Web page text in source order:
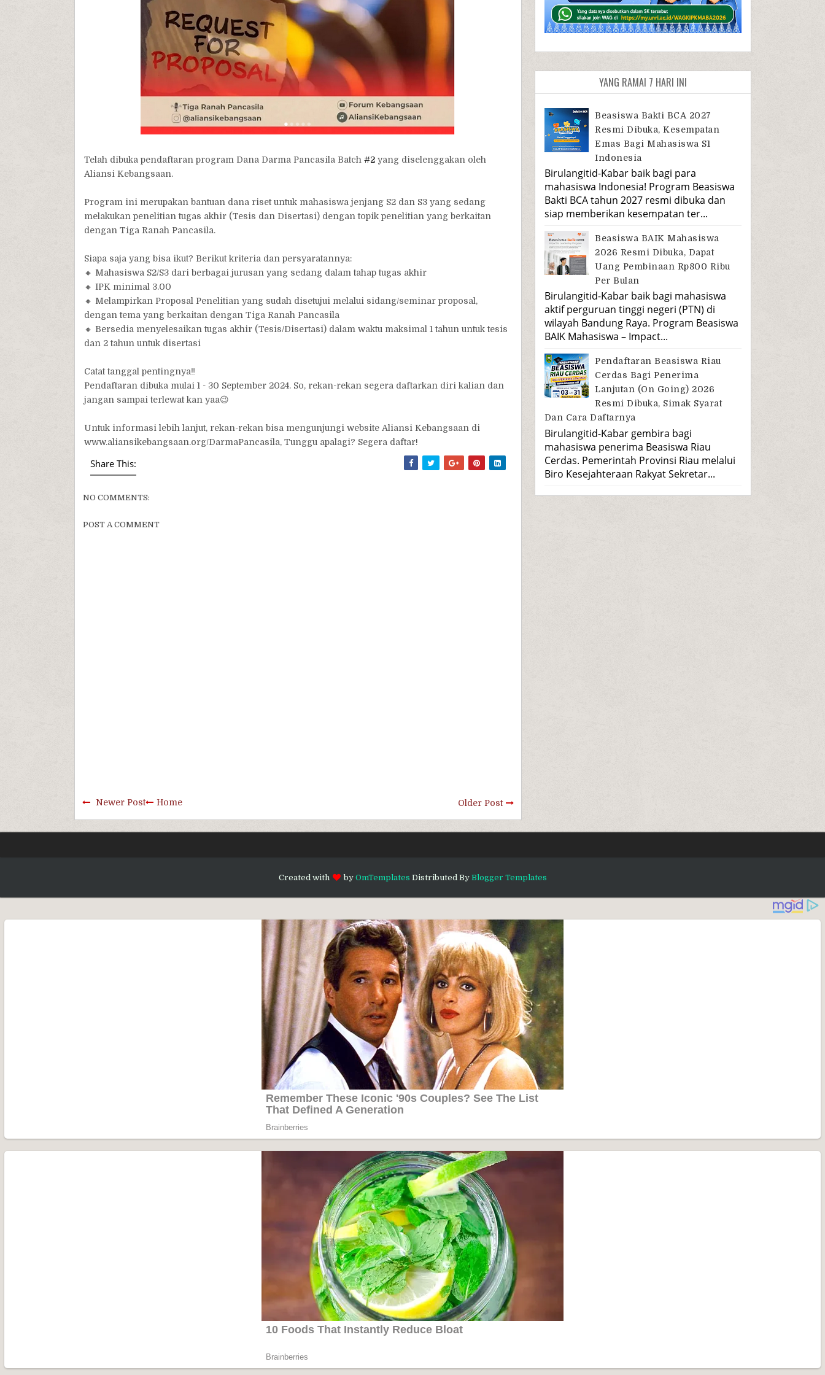
Telah dibuka pendaftaran program Dana Darma Pancasila Batch #2yang diselenggakan oleh
Aliansi Kebangsaan.
Program ini merupakan bantuan dana riset untuk mahasiswa jenjang S2 dan S3 yang sedang
melakukan penelitian tugas akhir (Tesis dan Disertasi) dengan topik penelitian yang berkaitan
dengan Tiga Ranah Pancasila.
Siapa saja yang bisa ikut? Berikut kriteria dan persyaratannya:
🔸 Mahasiswa S2/S3 dari berbagai jurusan yang sedang dalam tahap tugas akhir
🔸 IPK minimal 3.00
🔸 Melampirkan Proposal Penelitian yang sudah disetujui melalui sidang/seminar proposal,
dengan tema yang berkaitan dengan Tiga Ranah Pancasila
🔸 Bersedia menyelesaikan tugas akhir (Tesis/Disertasi) dalam waktu maksimal 1 tahun untuk tesis
dan 2 tahun untuk disertasi
Catat tanggal pentingnya‼️
Pendaftaran dibuka mulai 1 - 30 September 2024. So, rekan-rekan segera daftarkan diri kalian dan
jangan sampai terlewat kan yaa😉
Untuk informasi lebih lanjut, rekan-rekan bisa mengunjungi website Aliansi Kebangsaan di
www.aliansikebangsaan.org/DarmaPancasila, Tunggu apalagi? Segera daftar!
Share This:
NO COMMENTS:
POST A COMMENT
Newer Post Older Post
Home
YANG RAMAI 7 HARI INI
Beasiswa Bakti BCA 2027
Resmi Dibuka, Kesempatan
Emas Bagi Mahasiswa S1
Indonesia
Birulangitid-Kabar baik bagi para
mahasiswa Indonesia! Program Beasiswa
Bakti BCA tahun 2027 resmi dibuka dan
siap memberikan kesempatan ter...
Beasiswa BAIK Mahasiswa
2026 Resmi Dibuka, Dapat
Uang Pembinaan Rp800 Ribu
Per Bulan
Birulangitid-Kabar baik bagi mahasiswa
aktif perguruan tinggi negeri (PTN) di
wilayah Bandung Raya. Program Beasiswa
BAIK Mahasiswa – Impact...
Pendaftaran Beasiswa Riau
Cerdas Bagi Penerima
Lanjutan (On Going) 2026
Resmi Dibuka, Simak Syarat
Dan Cara Daftarnya
Birulangitid-Kabar gembira bagi
mahasiswa penerima Beasiswa Riau
Cerdas. Pemerintah Provinsi Riau melalui
Biro Kesejahteraan Rakyat Sekretar...
Created with by OmTemplates Distributed By Blogger Templates